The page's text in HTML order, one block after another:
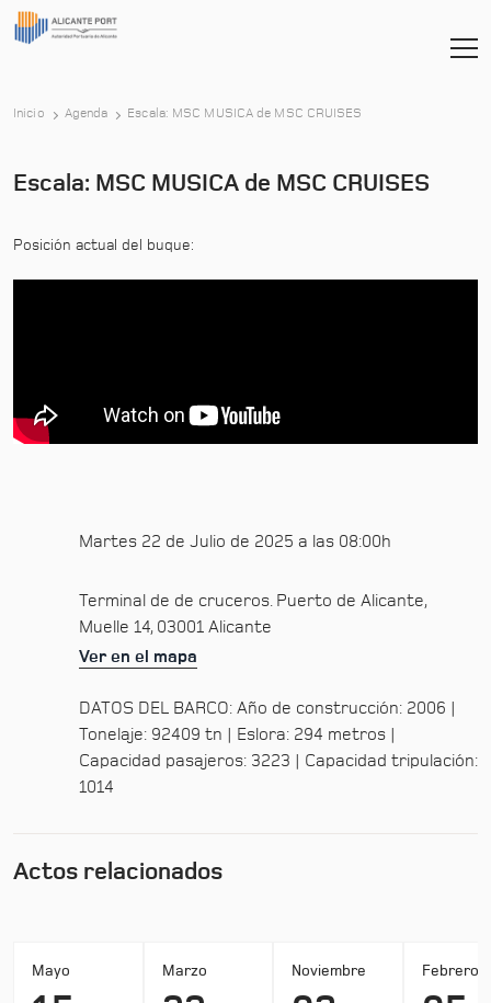
Inicio Agenda Escala: MSC MUSICA de MSC CRUISES
Escala: MSC MUSICA de MSC CRUISES
Posición actual del buque:
Martes 22 de Julio de 2025 a las 08:00h
Terminal de de cruceros. Puerto de Alicante,
Muelle 14, 03001 Alicante
Ver en el mapa
DATOS DEL BARCO: Año de construcción: 2006 |
Tonelaje: 92409 tn | Eslora: 294 metros |
Capacidad pasajeros: 3223 | Capacidad tripulación:
1014
Actos relacionados
Mayo Marzo Noviembre Febrero